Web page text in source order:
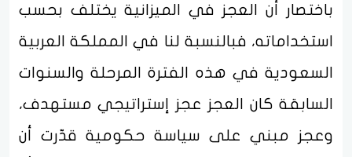
باختصار أن العجز في الميزانية يختلف بحسب
استخداماته، فبالنسبة لنا في المملكة العربية
السعودية في هذه الفترة المرحلة والسنوات
السابقة كان العجز عجز إستراتيجي مستهدف،
وعجز مبني على سياسة حكومية قدّرت أن